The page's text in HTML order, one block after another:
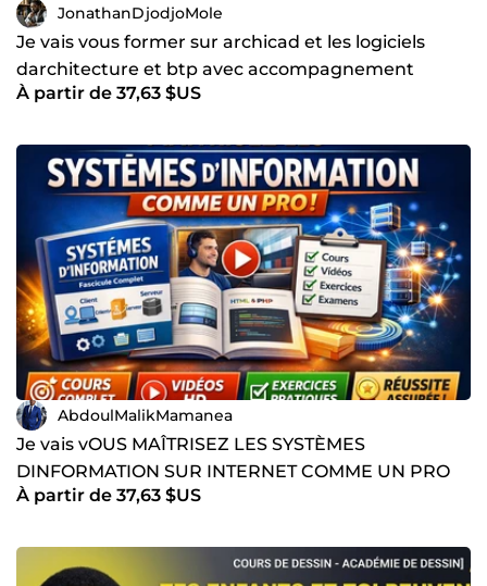
JonathanDjodjoMole
Je vais vous former sur archicad et les logiciels
darchitecture et btp avec accompagnement
À partir de 37,63 $US
AbdoulMalikMamanea
Je vais vOUS MAÎTRISEZ LES SYSTÈMES
DINFORMATION SUR INTERNET COMME UN PRO
À partir de 37,63 $US